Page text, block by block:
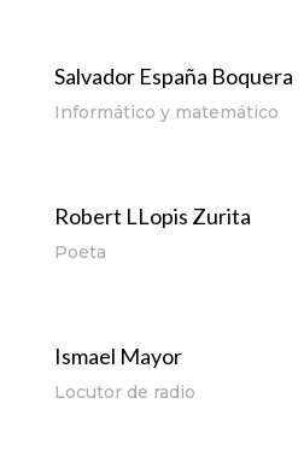
Salvador España Boquera
Informático y matemático
Robert LLopis Zurita
Poeta
Ismael Mayor
Locutor de radio